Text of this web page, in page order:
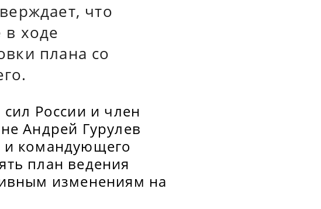
что
в ходе
плана со
России и член
Андрей Гурулев
командующего
план ведения
изменениям на